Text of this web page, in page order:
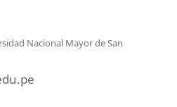
Nacional Mayor de San